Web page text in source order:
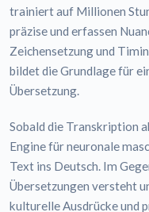
trainiert auf Millionen
präzise und erfassen
Zeichensetzung und
bildet die Grundlage für
Übersetzung.
Sobald die Transkription
Engine für neuronale
Text ins Deutsch. Im
Übersetzungen versteht
kulturelle Ausdrücke und